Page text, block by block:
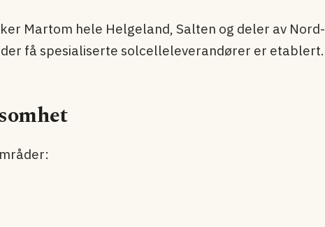
Martom hele Helgeland, Salten og deler av Nord-
få spesialiserte solcelle­leverandører er etablert.